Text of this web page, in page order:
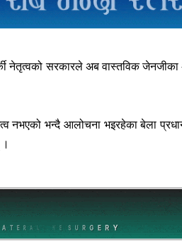
नेतृत्वको सरकारले अब वास्तविक जेनजीका
नभएको भन्दै आलोचना भइरहेका बेला